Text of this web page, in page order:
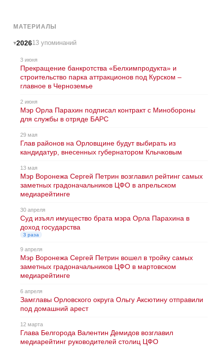
МАТЕРИАЛЫ
202613 упоминаний
3 июня
Прекращение банкротства «Белхимпродукта» и
строительство парка аттракционов под Курском –
главное в Черноземье
2 июня
Мэр Орла Парахин подписал контракт с Минобороны
для службы в отряде БАРС
29 мая
Глав районов на Орловщине будут выбирать из
кандидатур, внесенных губернатором Клычковым
13 мая
Мэр Воронежа Сергей Петрин возглавил рейтинг самых
заметных градоначальников ЦФО в апрельском
медиарейтинге
30 апреля
Суд изъял имущество брата мэра Орла Парахина в
доход государства
3 раза
9 апреля
Мэр Воронежа Сергей Петрин вошел в тройку самых
заметных градоначальников ЦФО в мартовском
медиарейтинге
6 апреля
Замглавы Орловского округа Ольгу Аксютину отправили
под домашний арест
12 марта
Глава Белгорода Валентин Демидов возглавил
медиарейтинг руководителей столиц ЦФО